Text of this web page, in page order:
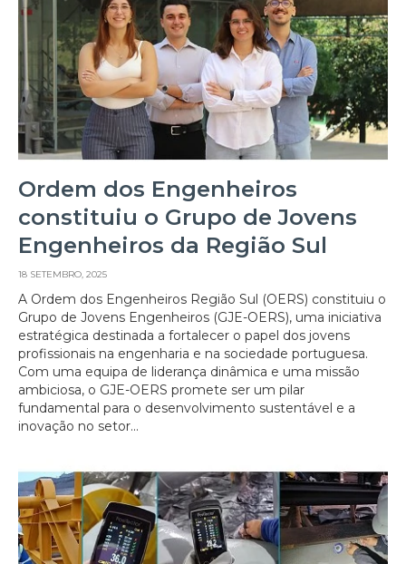
Ordem dos Engenheiros
constituiu o Grupo de Jovens
Engenheiros da Região Sul
18 SETEMBRO, 2025
A Ordem dos Engenheiros Região Sul (OERS) constituiu o
Grupo de Jovens Engenheiros (GJE-OERS), uma iniciativa
estratégica destinada a fortalecer o papel dos jovens
profissionais na engenharia e na sociedade portuguesa.
Com uma equipa de liderança dinâmica e uma missão
ambiciosa, o GJE-OERS promete ser um pilar
fundamental para o desenvolvimento sustentável e a
inovação no setor...